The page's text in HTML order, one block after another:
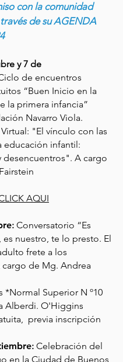
con la comunidad
de suAGENDA
y 7 de
de encuentros
“Buen Inicio en la
la primera infancia”
Navarro Viola.
"El vínculo con las
educación infantil:
desencuentros". A cargo
AQUI
: Conversatorio “Es
es nuestro, te lo presto. El
frete a los
cargo de Mg. Andrea
*Normal Superior N º10
Alberdi. O'Higgins
previa inscripción
: Celebración del
en la Ciudad de Buenos